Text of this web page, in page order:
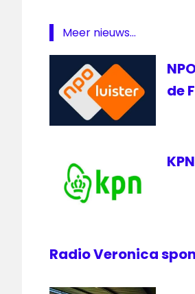
Meer nieuws...
de
Radio Veronica